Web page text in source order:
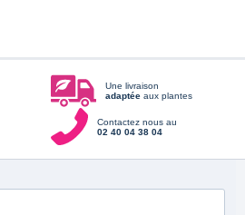
Une livraison
adaptée aux plantes
Contactez nous au
02 40 04 38 04